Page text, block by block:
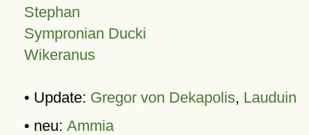
Stephan
Sympronian Ducki
Wikeranus
• Update: Gregor von Dekapolis, Lauduin
• neu: Ammia